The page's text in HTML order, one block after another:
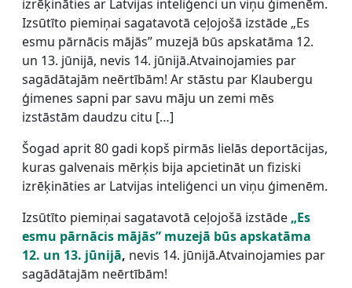
izrēķināties ar Latvijas inteliģenci un viņu ģimenēm.
Izsūtīto piemiņai sagatavotā ceļojošā izstāde „Es
esmu pārnācis mājās” muzejā būs apskatāma 12.
un 13. jūnijā, nevis 14. jūnijā.Atvainojamies par
sagādātajām neērtībām! Ar stāstu par Klaubergu
ģimenes sapni par savu māju un zemi mēs
izstāstām daudzu citu […]
Šogad aprit 80 gadi kopš pirmās lielās deportācijas,
kuras galvenais mērķis bija apcietināt un fiziski
izrēķināties ar Latvijas inteliģenci un viņu ģimenēm.
Izsūtīto piemiņai sagatavotā ceļojošā izstāde „Es
esmu pārnācis mājās” muzejā būs apskatāma
12. un 13. jūnijā, nevis 14. jūnijā.Atvainojamies par
sagādātajām neērtībām!